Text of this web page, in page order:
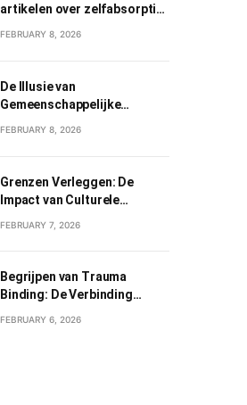
artikelen over zelfabsorptie
in het Nederlands:
FEBRUARY 8, 2026
De Illusie van
Gemeenschappelijke
FEBRUARY 8, 2026
Grenzen Verleggen: De
Impact van Culturele
FEBRUARY 7, 2026
Begrijpen van Trauma
Binding: De Verbinding
tussen Geweld en Liefde
FEBRUARY 6, 2026